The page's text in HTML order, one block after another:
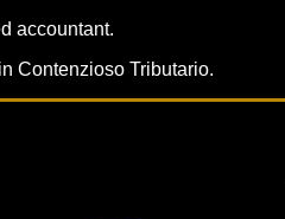
accountant.
Contenzioso Tributario.
nella consulenza in
a gruppi societari, società di
in controllo di gestione,